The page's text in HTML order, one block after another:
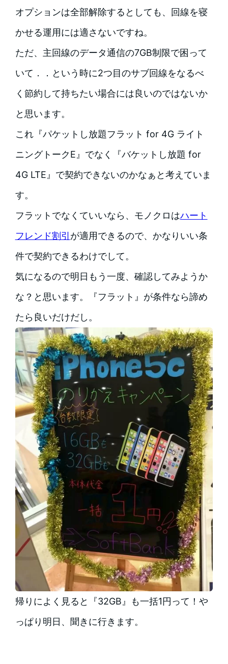
オプションは全部解除するとしても、回線を寝
かせる運用には適さないですね。
ただ、主回線のデータ通信の7GB制限で困って
いて．．という時に2つ目のサブ回線をなるべ
く節約して持ちたい場合には良いのではないか
と思います。
これ『パケットし放題フラット for 4G ライト
ニングトークE』でなく『バケットし放題 for
4G LTE』で契約できないのかなぁと考えていま
す。
フラットでなくていいなら、モノクロはハート
フレンド割引 が適用できるので、かなりいい条
件で契約できるわけでして。
気になるので明日もう一度、確認してみようか
な？と思います。『フラット』が条件なら諦め
たら良いだけだし。
帰りによく見ると『32GB』も一括1円って！や
っぱり明日、聞きに行きます。